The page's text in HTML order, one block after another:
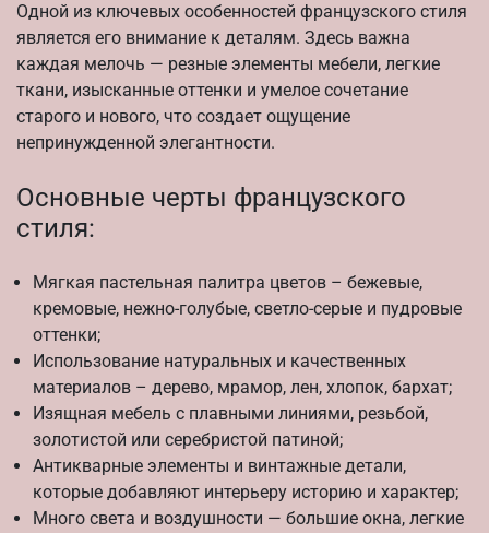
Одной из ключевых особенностей французского стиля
является его внимание к деталям. Здесь важна
каждая мелочь — резные элементы мебели, легкие
ткани, изысканные оттенки и умелое сочетание
старого и нового, что создает ощущение
непринужденной элегантности.
Основные черты французского
стиля:
Мягкая пастельная палитра цветов – бежевые,
кремовые, нежно-голубые, светло-серые и пудровые
оттенки;
Использование натуральных и качественных
материалов – дерево, мрамор, лен, хлопок, бархат;
Изящная мебель с плавными линиями, резьбой,
золотистой или серебристой патиной;
Антикварные элементы и винтажные детали,
которые добавляют интерьеру историю и характер;
Много света и воздушности — большие окна, легкие